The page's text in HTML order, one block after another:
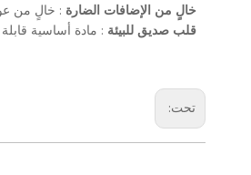
خالٍ من الإضافات الضارة : خالٍ من
قلب صديق للبيئة : مادة أساسية قابلة
تحت: